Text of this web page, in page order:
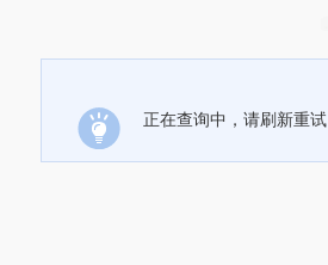
正在查询中，请刷新重试